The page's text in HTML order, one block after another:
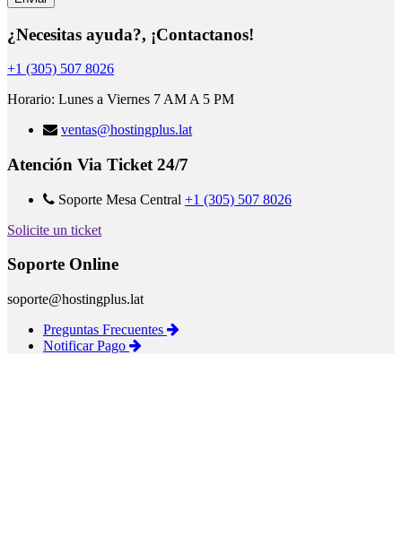
¿Necesitas ayuda?, ¡Contactanos!
+1 (305) 507 8026
Horario: Lunes a Viernes 7 AM A 5 PM
ventas@hostingplus.lat
Atención Via Ticket 24/7
Soporte Mesa Central +1 (305) 507 8026
Solicite un ticket
Soporte Online
soporte@hostingplus.lat
Preguntas Frecuentes
Notificar Pago